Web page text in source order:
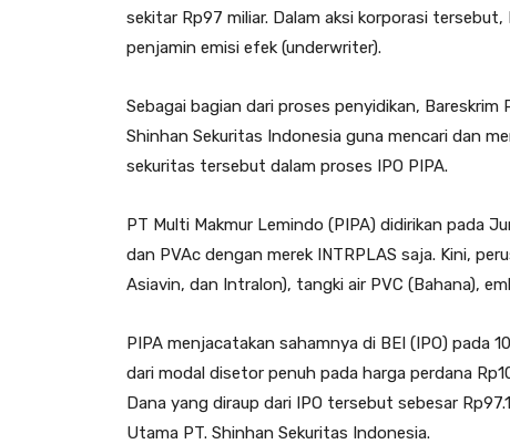
sekitar Rp97 miliar. Dalam aksi korporasi
penjamin emisi efek (underwriter).
Sebagai bagian dari proses penyidikan,
Shinhan Sekuritas Indonesia guna mencari dan
sekuritas tersebut dalam proses IPO PIPA.
PT Multi Makmur Lemindo (PIPA) didirikan pada
dan PVAc dengan merek INTRPLAS saja. Kini,
Asiavin, dan Intralon), tangki air PVC (Bahana),
PIPA menjacatakan sahamnya di BEI (IPO) pada
dari modal disetor penuh pada harga perdana
Dana yang diraup dari IPO tersebut sebesar
Utama PT. Shinhan Sekuritas Indonesia.